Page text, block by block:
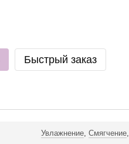
Быстрый заказ
Увлажнение, Смягчение,